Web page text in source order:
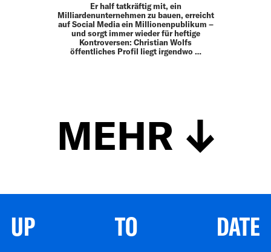
Er half tatkräftig mit, ein
Milliardenunternehmen zu bauen, erreicht
auf ­Social Media ein Millionenpublikum –
und sorgt immer wieder für heftige
Kontroversen: ­Christian Wolfs
öffentliches Profil liegt irgendwo …
MEHR
UP TO DATE